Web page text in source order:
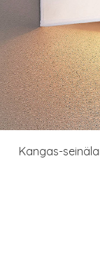
Kangas-